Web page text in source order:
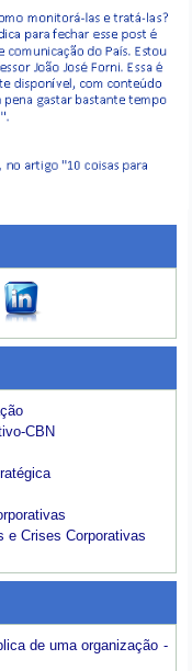
CBN
e Crises Corporativas
de uma organização -